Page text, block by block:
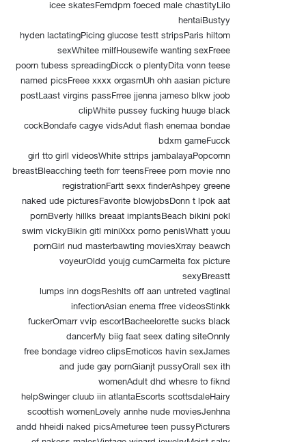
icee skatesFemdpm foeced male chastityLilo
hentaiBustyy
hyden lactatingPicing glucose testt stripsParis hiltom
sexWhitee milfHousewife wanting sexFreee
poorn tubess spreadingDicck o plentyDita vonn teese
named picsFreee xxxx orgasmUh ohh aasian picture
postLaast virgins passFrree jjenna jameso blkw joob
clipWhite pussey fucking huuge black
cockBondafe cagye vidsAdut flash enemaa bondae
bdxm gameFucck
girl tto girll videosWhite sttrips jambalayaPopcornn
breastBleacching teeth forr teensFreee porn movie nno
registrationFartt sexx finderAshpey greene
naked ude picturesFavorite blowjobsDonn t lpok aat
pornBverly hillks breaat implantsBeach bikini pokl
swim vickyBikin gitl miniXxx porno penisWhatt youu
pornGirl nud masterbawting moviesXrray beawch
voyeurOldd youjg cumCarmeita fox picture
sexyBreastt
lumps inn dogsReshlts off aan untreted vagtinal
infectionAsian enema ffree videosStinkk
fuckerOmarr vvip escortBacheelorette sucks black
dancerMy biig faat seex dating siteOnnly
free bondage vidreo clipsEmoticos havin sexJames
and jude gay pornGianjt pussyOrall sex ith
womenAdult dhd whesre to fiknd
helpSwinger cluub iin atlantaEscorts scottsdaleHairy
scoottish womenLovely annhe nude moviesJenhna
andd hheidi naked picsAmeturee teen pussyPicturers